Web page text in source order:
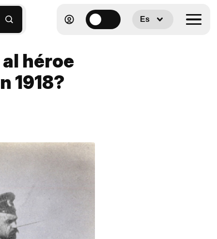
Es
héroe
1918?